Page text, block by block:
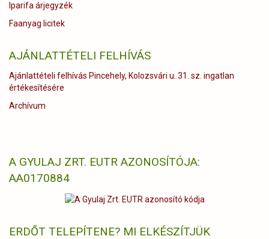
Iparifa árjegyzék
Faanyag licitek
AJÁNLATTÉTELI FELHÍVÁS
Ajánlattételi felhívás Pincehely, Kolozsvári u. 31. sz. ingatlan
értékesítésére
Archívum
A GYULAJ ZRT. EUTR AZONOSÍTÓJA:
AA0170884
ERDŐT TELEPÍTENE? MI ELKÉSZÍTJÜK